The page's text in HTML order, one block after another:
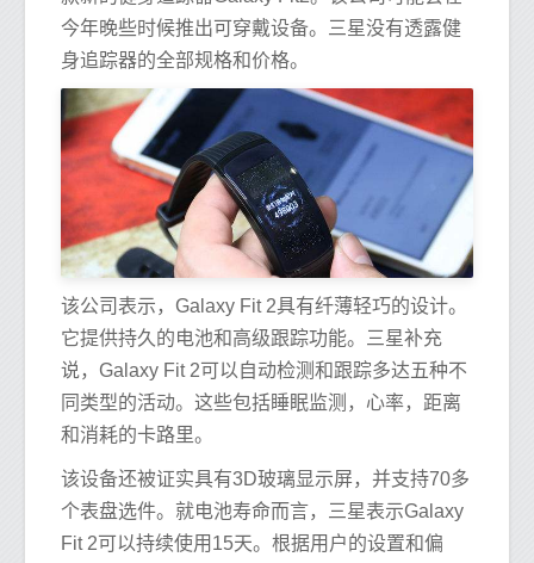
今年晚些时候推出可穿戴设备。三星没有透露健
身追踪器的全部规格和价格。
该公司表示，Galaxy Fit 2具有纤薄轻巧的设计。
它提供持久的电池和高级跟踪功能。三星补充
说，Galaxy Fit 2可以自动检测和跟踪多达五种不
同类型的活动。这些包括睡眠监测，心率，距离
和消耗的卡路里。
该设备还被证实具有3D玻璃显示屏，并支持70多
个表盘选件。就电池寿命而言，三星表示Galaxy
Fit 2可以持续使用15天。根据用户的设置和偏